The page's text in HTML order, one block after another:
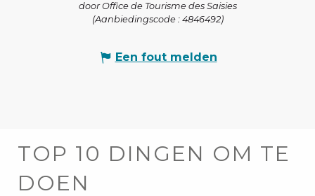
door Office de Tourisme des Saisies
(Aanbiedingscode : 4846492)
Een fout melden
TOP 10 DINGEN OM TE
DOEN